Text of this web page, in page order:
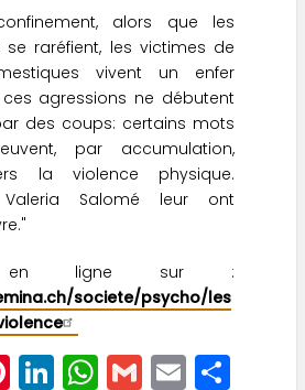
alors que les
raréfient, les victimes de
vivent un enfer
agressions ne débutent
des coups: certains mots
par accumulation,
la violence physique.
Salomé leur ont
ligne sur :
societe/psycho/les
Pi Li W G E